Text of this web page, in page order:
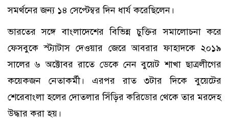
সমর্থনের জন্য ১৪ সেপ্টেম্বর দিন ধার্য করেছিলেন।
ভারতের সঙ্গে বাংলাদেশের বিভিন্ন চুক্তির সমালোচনা করে
ফেসবুকে স্ট্যাটাস দেওয়ার জেরে আবরার ফাহাদকে ২০১৯
সালের ৬ অক্টোবর রাতে ডেকে নেন বুয়েট শাখা ছাত্রলীগের
কয়েকজন নেতাকর্মী। এরপর রাত ৩টার দিকে বুয়েটের
শেরেবাংলা হলের দোতলার সিঁড়ির করিডোর থেকে তার মরদেহ
উদ্ধার করা হয়।